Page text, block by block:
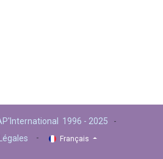
1996 - 2025 -
- Français